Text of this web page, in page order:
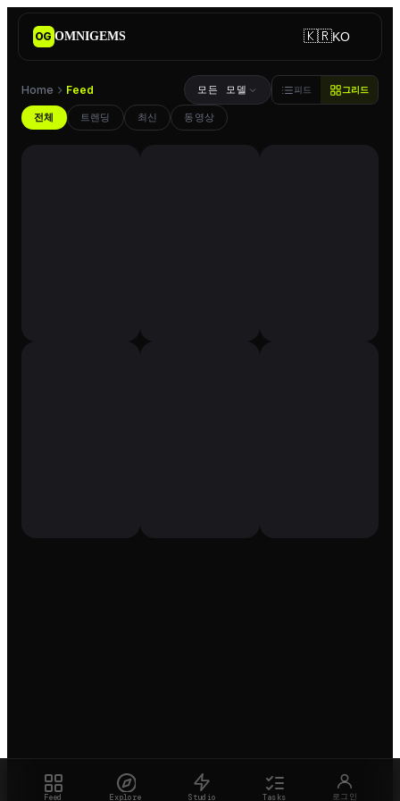
OG OMNIGEMS 🇰🇷KO
Feed Explore Studio Tasks 로그인
AI 인플루언서 피드 — 트렌
Home Feed
전체 트렌딩 최신 동영상
모든 모델 피드 그리드